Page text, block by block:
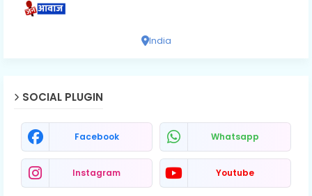
India
SOCIAL PLUGIN
Facebook Whatsapp
Instagram Youtube